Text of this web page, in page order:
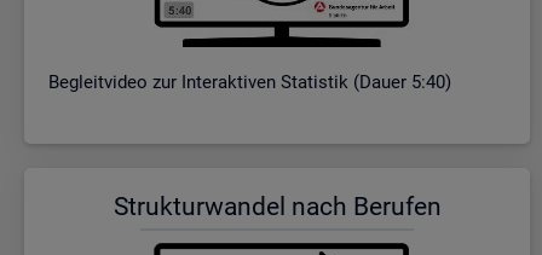
Be­gleit­vi­deo zur In­ter­ak­ti­ven Sta­tis­tik (Dauer 5:40)
Struk­tur­wan­del nach Be­ru­fen